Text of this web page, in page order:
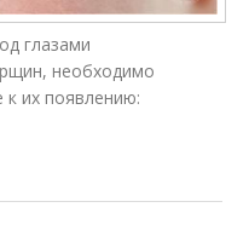
глазами
необходимо
их появлению: